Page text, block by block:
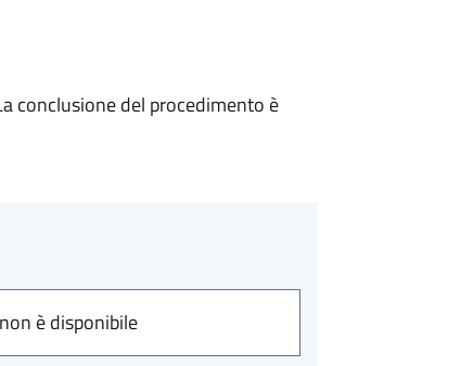
conclusione del procedimento è
è disponibile